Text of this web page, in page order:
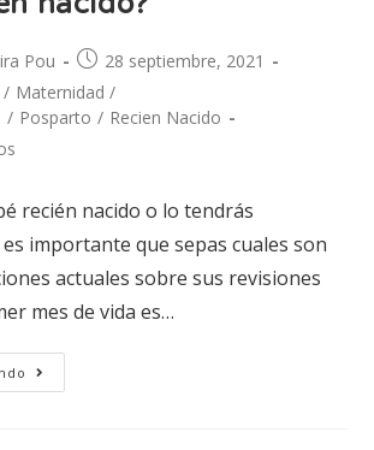
Pou
28 septiembre, 2021
/ Maternidad /
/ Posparto / Recien Nacido
recién nacido o lo tendrás
importante que sepas cuales son
actuales sobre sus revisiones
mes de vida es…